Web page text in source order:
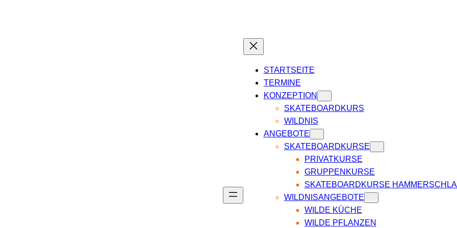
STARTSEITE
TERMINE
KONZEPTION
SKATEBOARDKURS
WILDNIS
ANGEBOTE
SKATEBOARDKURSE
PRIVATKURSE
GRUPPENKURSE
SKATEBOARDKURSE
WILDNISANGEBOTE
WILDE KÜCHE
WILDE PFLANZEN